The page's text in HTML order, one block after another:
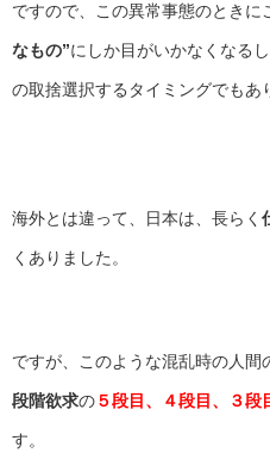
ですので、この異常事態のときに
なもの”にしか目がいかなくなる
の取捨選択するタイミングでもあ
海外とは違って、日本は、長らく
くありました。
ですが、このような混乱時の人間
段階欲求の５段目、４段目、３段
す。